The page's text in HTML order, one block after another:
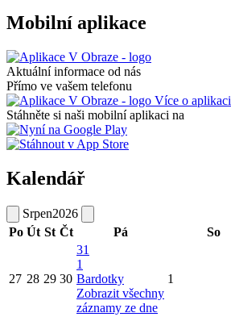
Mobilní aplikace
Aktuální informace od nás
Přímo ve vašem telefonu
Více o aplikaci
Stáhněte si naši mobilní aplikaci na
Kalendář
Srpen2026
Po Út St Čt Pá So
27 28 29 30
31
1
Bardotky
Zobrazit všechny
záznamy ze dne
1